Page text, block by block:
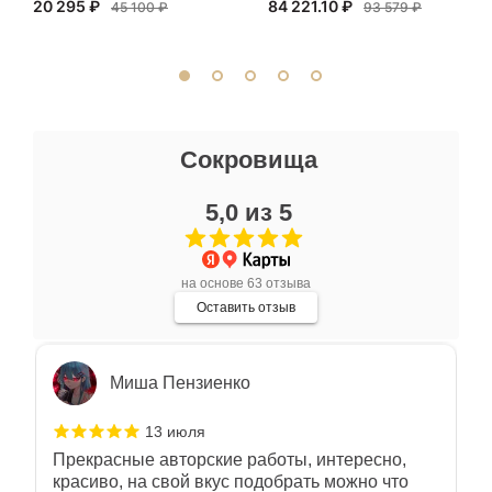
20 295 ₽ 45 100 ₽ 84 221.10 ₽ 93 579 ₽
Сокровища
5,0 из 5
на основе 63 отзыва
Оставить отзыв
внимательно. Со вкусом подобрали
Очень большой выбор украшений! Каждое -
индивидуально и завораживает своей
красотой! Трудно не купить всё! Спасибо!
Отзыв Яндекс.Карты
Миша Пензиенко
13 июля
Прекрасные авторские работы, интересно,
красиво, на свой вкус подобрать можно что